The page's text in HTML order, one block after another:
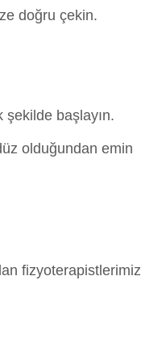
doğru çekin.
şekilde başlayın.
olduğundan emin
fizyoterapistlerimiz